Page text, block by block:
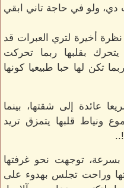
دي، ولو في حاجة تاني ابقي
أخيرة لتري العبرات قد
بقلبها ربما تحركت
تكن لها حبا طبيعيا كونها
عائدة إلى شقتها، بينما
ونياط قلبها يتمزق تريد
توجهت نحو غرفتها
وراحت تجلس بهدوء على